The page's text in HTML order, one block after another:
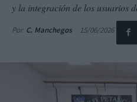
y la integración de los usuarios
Por C. Manchegos 15/06/2026